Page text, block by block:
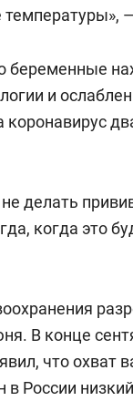
беременные
и
коронавирус
делать
когда это
В конце
что охват
России